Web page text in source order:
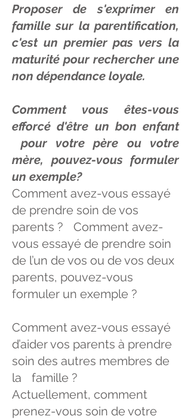
Proposer de s'exprimer en
famille sur la parentification,
c'est un premier pas vers la
maturité pour rechercher une
non dépendance loyale.
Comment vous êtes-vous
efforcé d'être un bon enfant
pour votre père ou votre
mère, pouvez-vous formuler
un exemple?
Comment avez-vous essayé
de prendre soin de vos
parents ? Comment avez-
vous essayé de prendre soin
de l’un de vos ou de vos deux
parents, pouvez-vous
formuler un exemple ?
Comment avez-vous essayé
d’aider vos parents à prendre
soin des autres membres de
la famille ?
Actuellement, comment
prenez-vous soin de votre